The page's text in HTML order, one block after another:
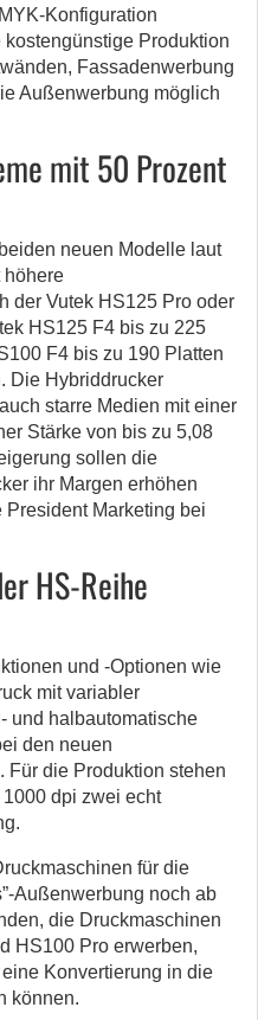
Konfiguration
Produktion
Fassadenwerbung
Außenwerbung möglich
mit 50 Prozent
neuen Modelle laut
höhere
der Vutek HS125 Pro oder
HS125 F4 bis zu 225
F4 bis zu 190 Platten
Die Hybriddrucker
starre Medien mit einer
Stärke von bis zu 5,08
sollen die
ihr Margen erhöhen
Marketing bei
HS-Reihe
und -Optionen wie
mit variabler
und halbautomatische
den neuen
Für die Produktion stehen
dpi zwei echt
für die
Außenwerbung noch ab
die Druckmaschinen
HS100 Pro erwerben,
Konvertierung in die
können.